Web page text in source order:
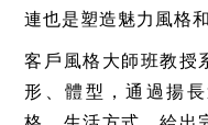
連也是塑造魅力風格
客戶風格大師班教授
形、體型，通過揚